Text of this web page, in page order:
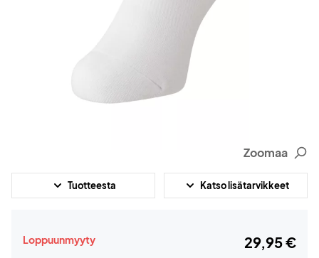
Zoomaa
Tuotteesta Katso lisätarvikkeet
Loppuunmyyty 29,95 €